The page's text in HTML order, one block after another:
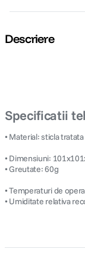
Descriere
Specificatii
• Material: sticla
• Dimensiuni:
• Greutate: 60g
• Temperaturi de
• Umiditate relativa